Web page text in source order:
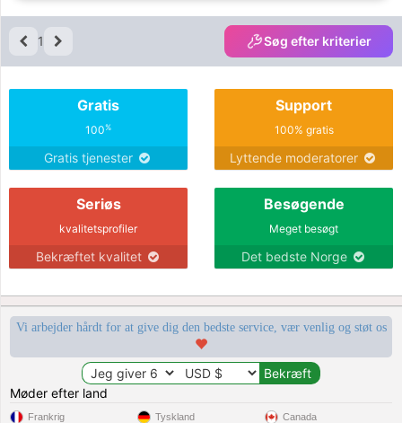
1 Søg efter kriterier
Gratis
100%
Gratis tjenester
Support
100% gratis
Lyttende moderatorer
Seriøs
kvalitetsprofiler
Bekræftet kvalitet
Besøgende
Meget besøgt
Det bedste Norge
Vi arbejder hårdt for at give dig den bedste service, vær venlig og støt os
Møder efter land
Frankrig Tyskland Canada